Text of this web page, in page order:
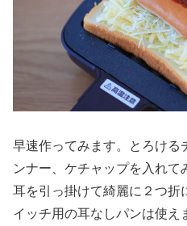
早速作ってみます。とろける
ンナー、ケチャップを入れ
耳を引っ掛けて綺麗に２つ折
イッチ用の耳なしパンは使え